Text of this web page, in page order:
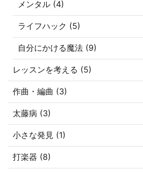
メンタル (4)
ライフハック (5)
自分にかける魔法 (9)
レッスンを考える (5)
作曲・編曲 (3)
太藤病 (3)
小さな発見 (1)
打楽器 (8)